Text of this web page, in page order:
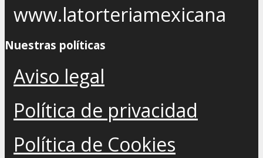
www.latorteriamexicana
Nuestras políticas
Aviso legal
Política de privacidad
Política de Cookies